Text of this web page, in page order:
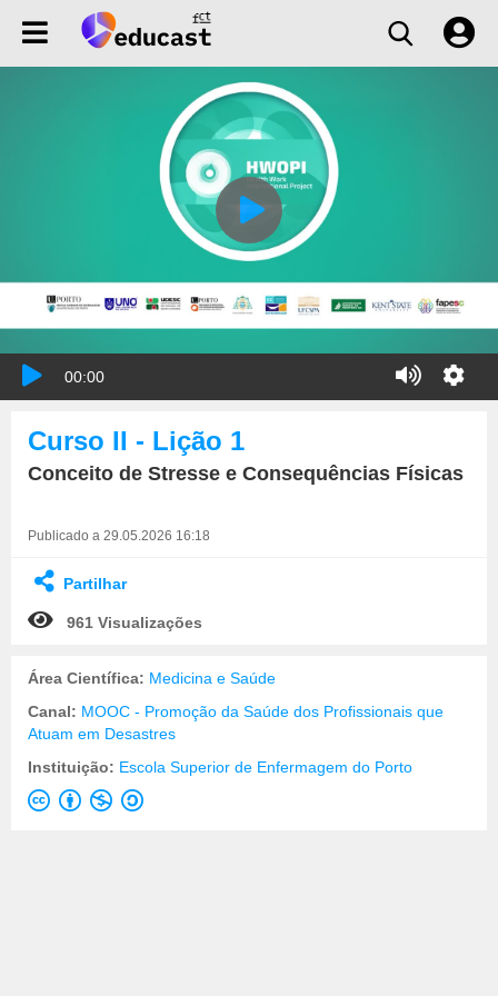
00:00
Curso II - Lição 1
Conceito de Stresse e Consequências Físicas
Publicado a 29.05.2026 16:18
Partilhar
961 Visualizações
Área Científica: Medicina e Saúde
Canal: MOOC - Promoção da Saúde dos Profissionais que
Atuam em Desastres
Instituição: Escola Superior de Enfermagem do Porto